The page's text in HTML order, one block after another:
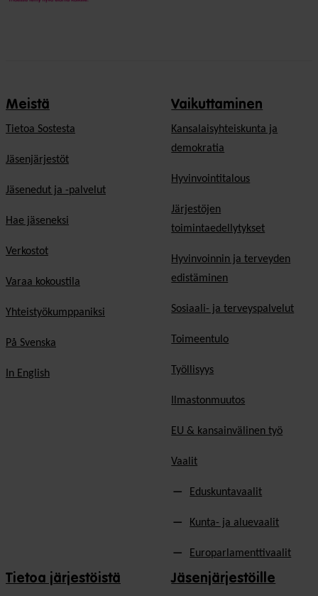
Meistä
Tietoa Sostesta
Jäsenjärjestöt
Jäsenedut ja -palvelut
Hae jäseneksi
Verkostot
Varaa kokoustila
Yhteistyökumppaniksi
På Svenska
In English
Vaikuttaminen
Kansalaisyhteiskunta ja
demokratia
Hyvinvointitalous
Järjestöjen
toimintaedellytykset
Hyvinvoinnin ja terveyden
edistäminen
Sosiaali- ja terveyspalvelut
Toimeentulo
Työllisyys
Ilmastonmuutos
EU & kansainvälinen työ
Vaalit
Eduskuntavaalit
Kunta- ja aluevaalit
Europarlamenttivaalit
Tietoa järjestöistä Jäsenjärjestöille